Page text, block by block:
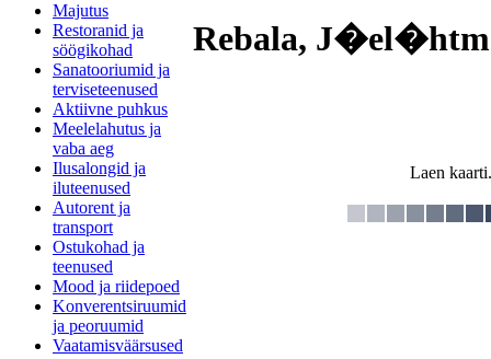
Majutus
Restoranid ja
söögikohad
Sanatooriumid ja
terviseteenused
Aktiivne puhkus
Meelelahutus ja
vaba aeg
Ilusalongid ja
iluteenused
Autorent ja
transport
Ostukohad ja
teenused
Mood ja riidepoed
Konverentsiruumid
ja peoruumid
Vaatamisväärsused
Rebala,
Laen